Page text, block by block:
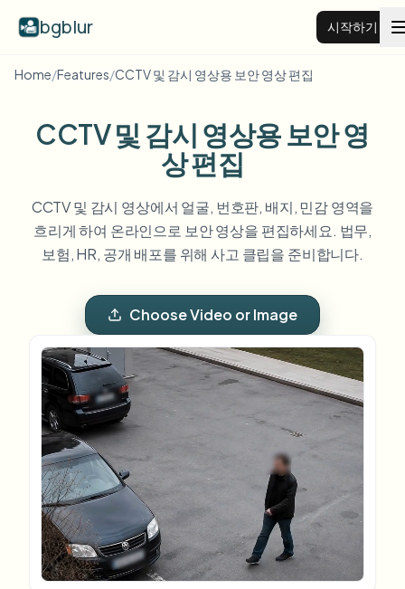
bgblur 시작하기
예시
모든 예시 보기
얼굴 블러
번호판 블러
배경 블러
무엇이든 블러
화면 녹화 블러
기능
View all features
Browse every blur tool in one place
번호판 블러
얼굴 블러
배경 블러
무엇이든 블러
AI Video Object Remover
학교 및 교육
캠퍼스 카메라, 강의, 지역 대량 개인정보 보호
미디어 및 엔터테인먼트
시사회, 출시 및 규정 준수
소매 및 전자상거래
매장 및 창고 영상
의료
리소스
자주 묻는 질문
블로그
Whitepapers
도구
Choose language
Home/Features/CCTV 및 감시 영상용 보안 영상 편집
CCTV 및 감시 영상용 보안 영
상 편집
CCTV 및 감시 영상에서 얼굴, 번호판, 배지, 민감 영역을
흐리게 하여 온라인으로 보안 영상을 편집하세요. 법무,
보험, HR, 공개 배포를 위해 사고 클립을 준비합니다.
Choose Video or Image